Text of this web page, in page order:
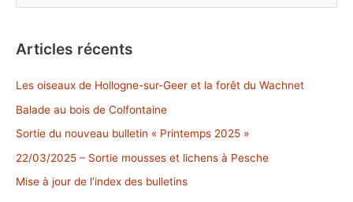
r
r
Articles récents
Les oiseaux de Hollogne-sur-Geer et la forêt du Wachnet
Balade au bois de Colfontaine
Sortie du nouveau bulletin « Printemps 2025 »
22/03/2025 – Sortie mousses et lichens à Pesche
Mise à jour de l’index des bulletins